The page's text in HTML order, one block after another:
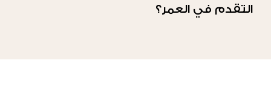
التقدم في العمر؟